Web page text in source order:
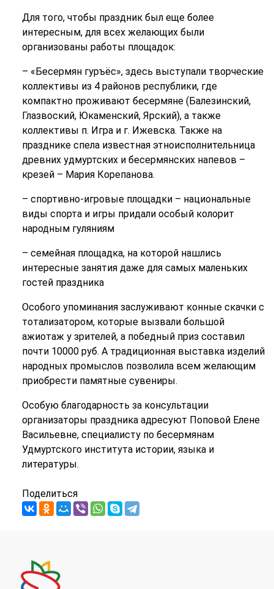
Для того, чтобы праздник был еще более
интересным, для всех желающих были
организованы работы площадок:
– «Бесермян гуръёс», здесь выступали творческие
коллективы из 4 районов республики, где
компактно проживают бесермяне (Балезинский,
Глазвоский, Юкаменский, Ярский), а также
коллективы п. Игра и г. Ижевска. Также на
празднике спела известная этноисполнительница
древних удмуртских и бесермянских напевов –
крезей – Мария Корепанова.
– спортивно-игровые площадки – национальные
виды спорта и игры придали особый колорит
народным гуляниям
– семейная площадка, на которой нашлись
интересные занятия даже для самых маленьких
гостей праздника
Особого упоминания заслуживают конные скачки с
тотализатором, которые вызвали большой
ажиотаж у зрителей, а победный приз составил
почти 10000 руб. А традиционная выставка изделий
народных промыслов позволила всем желающим
приобрести памятные сувениры.
Особую благодарность за консультации
организаторы праздника адресуют Поповой Елене
Васильевне, специалисту по бесермянам
Удмуртского института истории, языка и
литературы.
Поделиться